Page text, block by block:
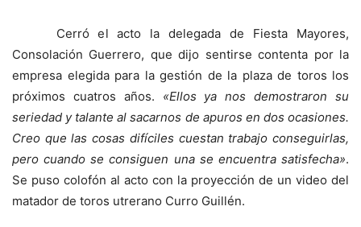
Cerró el acto la delegada de Fiesta Mayores,
Consolación Guerrero, que dijo sentirse contenta por la
empresa elegida para la gestión de la plaza de toros los
próximos cuatros años. «Ellos ya nos demostraron su
seriedad y talante al sacarnos de apuros en dos ocasiones.
Creo que las cosas difíciles cuestan trabajo conseguirlas,
pero cuando se consiguen una se encuentra satisfecha».
Se puso colofón al acto con la proyección de un video del
matador de toros utrerano Curro Guillén.